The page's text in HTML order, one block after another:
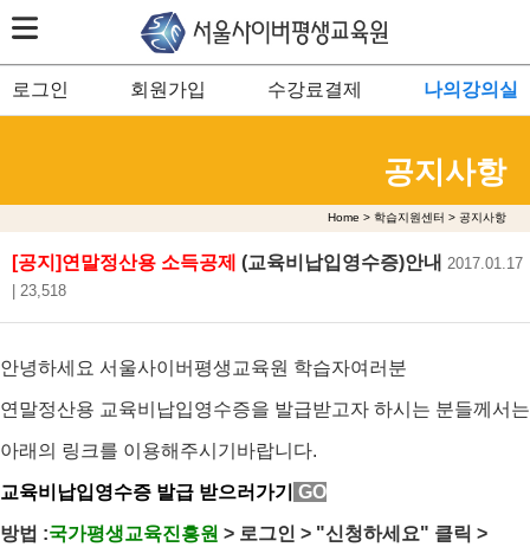
로그인 회원가입 수강료결제 나의강의실
공지사항
Home > 학습지원센터 > 공지사항
[공지]연말정산용 소득공제 (교육비납입영수증)안내 2017.01.17
| 23,518
안녕하세요 서울사이버평생교육원 학습자여러분
연말정산용 교육비납입영수증을 발급받고자 하시는 분들께서는
아래의 링크를 이용해주시기바랍니다.
교육비납입영수증 발급 받으러가기 GO
방법 :국가평생교육진흥원 > 로그인 > "신청하세요" 클릭 >